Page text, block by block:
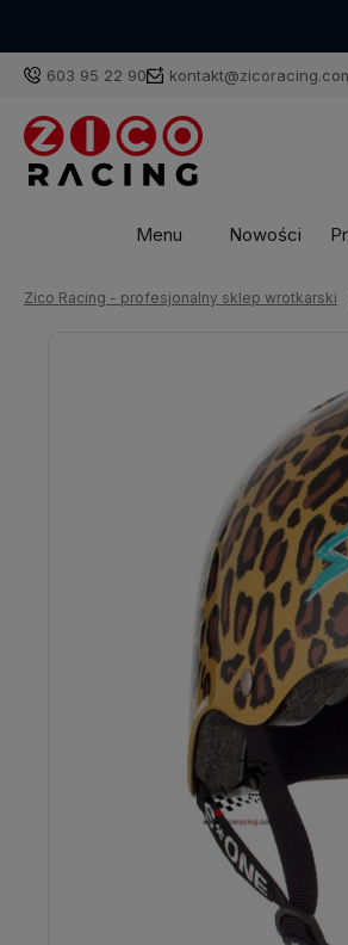
603 95 22 90
Menu Nowości
Zico Racing - profesjonalny sklep wrotkarski